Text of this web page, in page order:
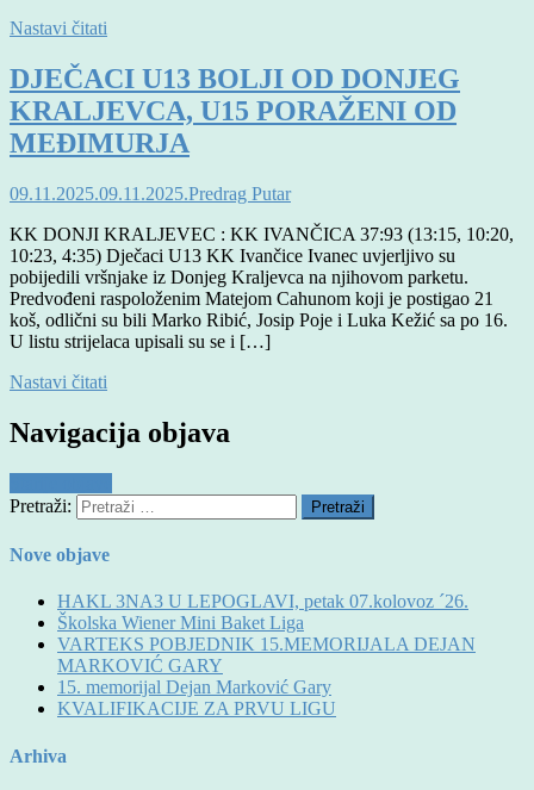
Nastavi čitati
DJEČACI U13 BOLJI OD DONJEG
KRALJEVCA, U15 PORAŽENI OD
MEĐIMURJA
09.11.2025.09.11.2025.Predrag Putar
KK DONJI KRALJEVEC : KK IVANČICA 37:93 (13:15, 10:20,
10:23, 4:35) Dječaci U13 KK Ivančice Ivanec uvjerljivo su
pobijedili vršnjake iz Donjeg Kraljevca na njihovom parketu.
Predvođeni raspoloženim Matejom Cahunom koji je postigao 21
koš, odlični su bili Marko Ribić, Josip Poje i Luka Kežić sa po 16.
U listu strijelaca upisali su se i […]
Nastavi čitati
Navigacija objava
Pretraži:
Nove objave
HAKL 3NA3 U LEPOGLAVI, petak 07.kolovoz ´26.
Školska Wiener Mini Baket Liga
VARTEKS POBJEDNIK 15.MEMORIJALA DEJAN
MARKOVIĆ GARY
15. memorijal Dejan Marković Gary
KVALIFIKACIJE ZA PRVU LIGU
Arhiva